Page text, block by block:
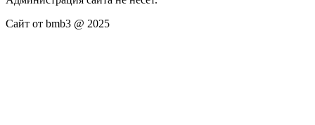
Сайт от bmb3 @ 2025